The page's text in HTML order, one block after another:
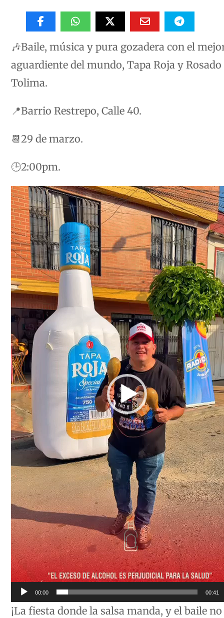
🎶Baile, música y pura gozadera con el
aguardiente del mundo, Tapa Roja y Rosado
Tolima.
📍Barrio Restrepo, Calle 40.
📆29 de marzo.
🕒2:00pm.
Reproductor
de
vídeo
00:00 00:41
¡La fiesta donde la salsa manda, y el baile